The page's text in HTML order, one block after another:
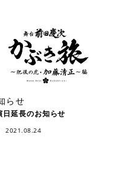
らせ
日延長のお知らせ
2021.08.24